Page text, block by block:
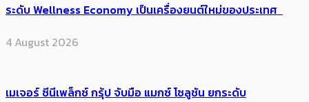
ระดับ Wellness Economy เป็นเครื่องยนต์ใหม่ของประเทศ
4 August 2026
เมเจอร์ ซีนีเพล็กซ์ กรุ้ป จับมือ แมกซ์ โซลูชัน ยกระดับ